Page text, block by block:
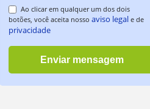
Ao clicar em qualquer um dos dois
botões, você aceita nosso aviso legal e de
privacidade